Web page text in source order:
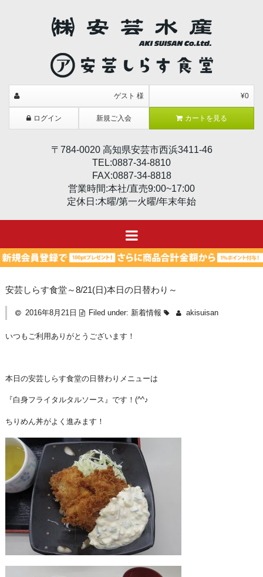
ゲスト 様
ログイン 新規ご入会
¥0
カートを見る
〒784-0020 高知県安芸市西浜3411-46
TEL:0887-34-8810
FAX:0887-34-8818
営業時間:本社/直売9:00~17:00
定休日:木曜/第一火曜/年末年始
安芸しらす食堂～8/21(日)本日の日替わり～
2016年8月21日 Filed under: 新着情報 akisuisan
いつもご利用ありがとうございます！
本日の安芸しらす食堂の日替わりメニューは
『白身フライタルタルソース』です！(^^♪
ちりめん丼がよく進みます！